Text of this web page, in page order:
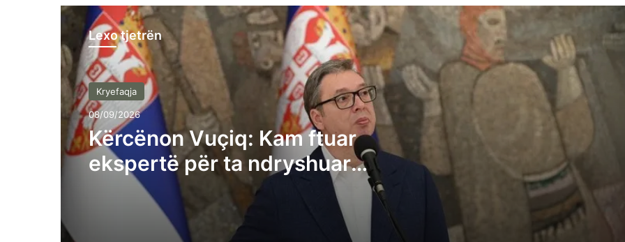
Lexo tjetrën
Kryefaqja
08/09/2026
Kërcënon Vuçiq: Kam ftuar
ekspertë për ta ndryshuar
rrjedhën e Ibrit, po malltretojnë
popullin tonë – të shohim si do
Kërcënon Vuçiq: Kam ftuar ekspertë për
ndryshuar rrjedhën e Ibrit, po
popullin tonë – të shohim si do sillen
shqiptarët
Enver Hoxhaj: PDK-ja nuk merr pjesë në
takime, as nuk lodhemi çfarë shkruan
Kurti
Zelensky tha në Serbi se Ukraina nuk e
njeh Kosovën, largohet flamuri ukrainas
Hotel Grand
Arben Gashi: Marrëveshja me VV-në
pothuajse e pamundur – pushteti të
3 me 1, Presidenti t’i takojë LDK-së